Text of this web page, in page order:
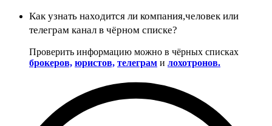
Как узнать находится ли компания,человек или
телеграм канал в чёрном списке?
Проверить информацию можно в чёрных списках
брокеров, юристов, телеграм и лохотронов.